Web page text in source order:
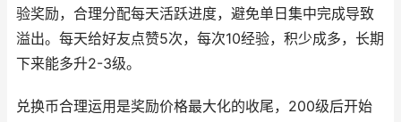
验奖励，合理分配每天活跃进度，避免单日集中完成导致
溢出。每天给好友点赞5次，每次10经验，积少成多，长期
下来能多升2-3级。
兑换币合理运用是奖励价格最大化的收尾，200级后开始